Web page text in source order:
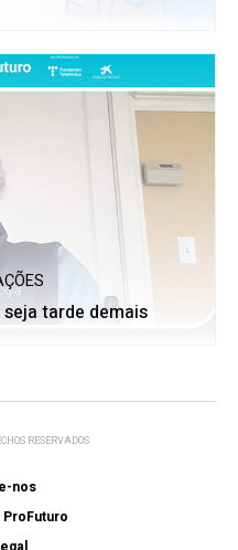
tarde demais
RESERVADOS
nos